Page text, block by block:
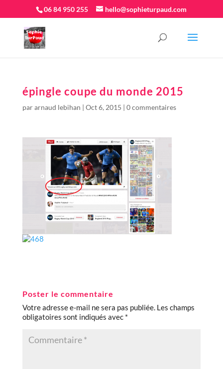
06 84 950 255 hello@sophieturpaud.com
épingle coupe du monde 2015
pararnaud lebihan | Oct 6, 2015 | 0 commentaires
Poster le commentaire
Votre adresse e-mail ne sera pas publiée. Les champs
obligatoires sont indiqués avec *